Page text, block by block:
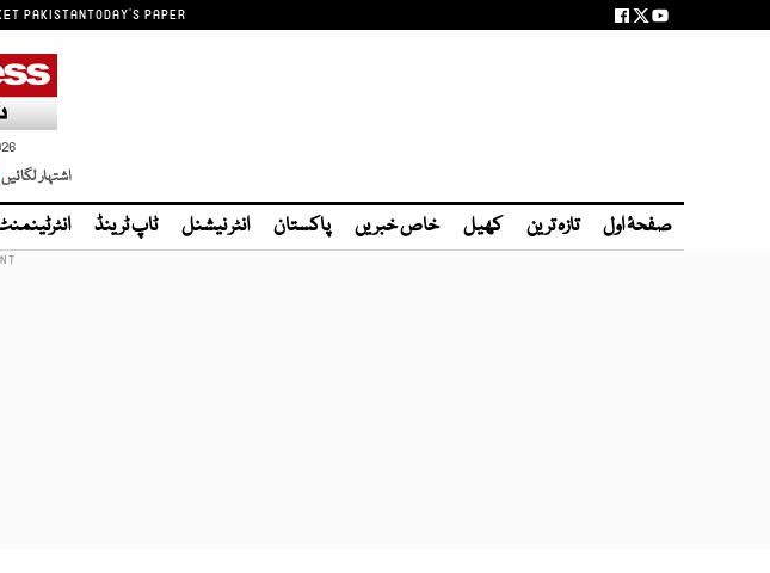
PAKISTANTODAY'S PAPER
اشتہار
صفحۂ اول تازہ ترین کھیل خاص خبریں پاکستان انٹر نیشنل ٹاپ ٹرینڈ